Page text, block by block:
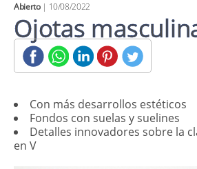
Abierto| 10/08/2022
Ojotas
Con más desarrollos estéticos
Fondos con suelas y suelines
Detalles innovadores sobre la
en V